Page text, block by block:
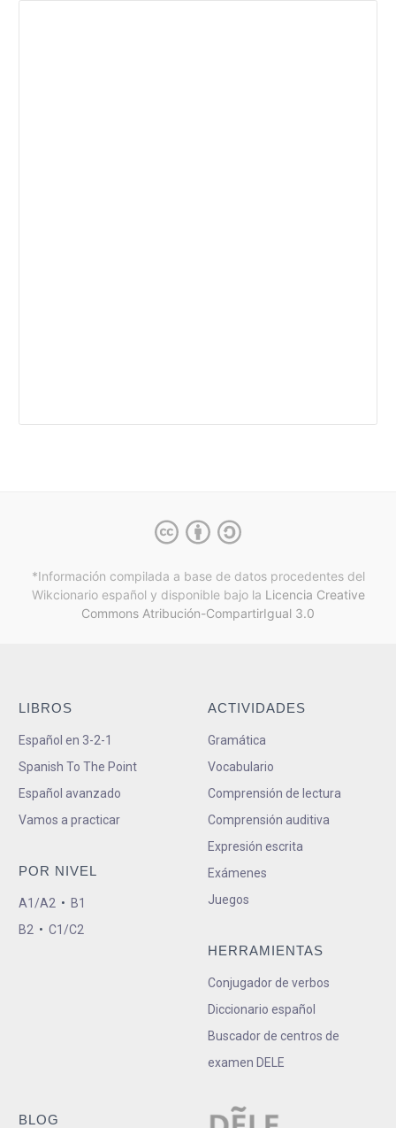
*Información compilada a base de datos procedentes del
Wikcionario español y disponible bajo la Licencia Creative
Commons Atribución-CompartirIgual 3.0
LIBROS
Español en 3-2-1
Spanish To The Point
Español avanzado
Vamos a practicar
POR NIVEL
A1/A2 • B1
B2 • C1/C2
ACTIVIDADES
Gramática
Vocabulario
Comprensión de lectura
Comprensión auditiva
Expresión escrita
Exámenes
Juegos
HERRAMIENTAS
Conjugador de verbos
Diccionario español
Buscador de centros de
examen DELE
BLOG